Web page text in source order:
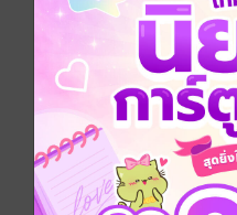
หากในโอกาสส่งท้ายปีเก่า
ร่วมกัน “สวดมนต์ข้ามปี”
ขึ้นกับชีวิต และแรงแห่งคว
ความดีงามเกิดขึ้นในบ้านเมื
ด้วยความร่วมแรง ความ
สำนักเลขาธิการมหาเถรส
ศาสนาแห่งชาติ มูลนิธิศึ
สำนักงานเครือข่ายองค์ก